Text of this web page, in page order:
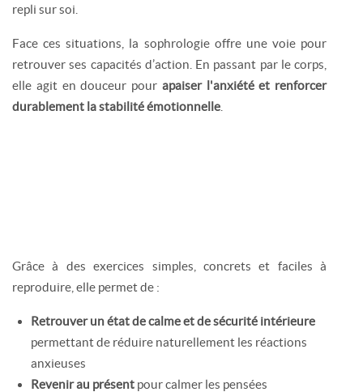
repli sur soi.
Face ces situations, la sophrologie offre une voie pour
retrouver ses capacités d’action. En passant par le corps,
elle agit en douceur pour apaiser l'anxiété et renforcer
durablement la stabilité émotionnelle
Grâce à des exercices simples, concrets et faciles à
reproduire, elle permet de :
Retrouver un état de calme et de sécurité intérieure
permettant de réduire naturellement les réactions
anxieuses
Revenir au présentpour calmer les pensées